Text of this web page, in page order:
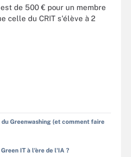
est de 500 € pour un membre
celle du CRIT s'élève à 2
Greenwashing (et comment faire
IT à l'ère de l'IA ?